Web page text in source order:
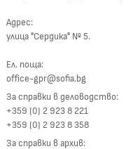
Адрес:
улица "Сердика" № 5.
Ел. поща:
office-gpr@sofia.bg
За справки в деловодство:
+359 (0) 2 923 8 221
+359 (0) 2 923 8 358
За справки в архив: